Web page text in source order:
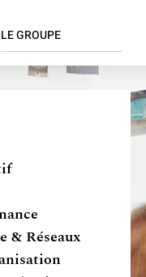
PRINCIPALE
LE GROUPE
Innovation
& Réseaux